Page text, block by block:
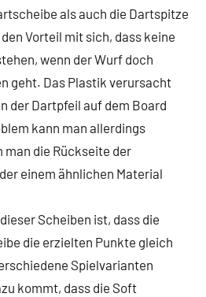
als auch die Dartspitze
Vorteil mit sich, dass keine
wenn der Wurf doch
geht. Das Plastik verursacht
der Dartpfeil auf dem Board
kann man allerdings
die Rückseite der
einem ähnlichen Material
Scheiben ist, dass die
die erzielten Punkte gleich
Spielvarianten
kommt, dass die Soft